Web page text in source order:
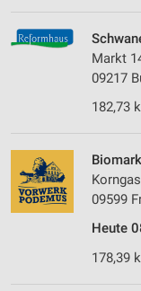
Markt
09217
182,73
09599
Heute
178,39